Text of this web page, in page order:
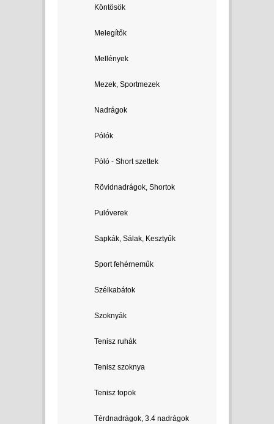
Köntösök
Melegítők
Mellények
Mezek, Sportmezek
Nadrágok
Pólók
Póló - Short szettek
Rövidnadrágok, Shortok
Pulóverek
Sapkák, Sálak, Kesztyűk
Sport fehérneműk
Szélkabátok
Szoknyák
Tenisz ruhák
Tenisz szoknya
Tenisz topok
Térdnadrágok, 3.4 nadrágok